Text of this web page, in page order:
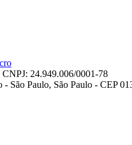
24.949.006/0001-78
São Paulo, São Paulo - CEP